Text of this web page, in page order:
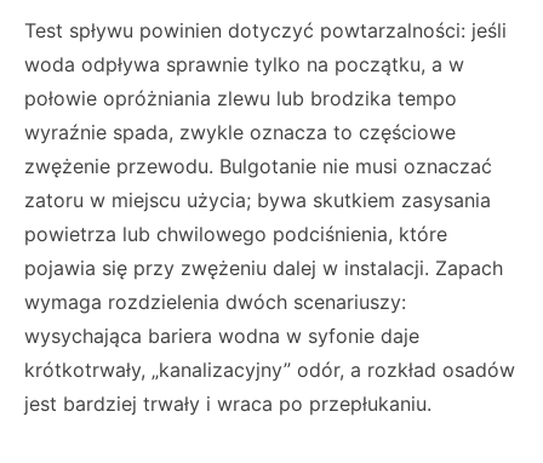
Test spływu powinien dotyczyć powtarzalności: jeśli
woda odpływa sprawnie tylko na początku, a w
połowie opróżniania zlewu lub brodzika tempo
wyraźnie spada, zwykle oznacza to częściowe
zwężenie przewodu. Bulgotanie nie musi oznaczać
zatoru w miejscu użycia; bywa skutkiem zasysania
powietrza lub chwilowego podciśnienia, które
pojawia się przy zwężeniu dalej w instalacji. Zapach
wymaga rozdzielenia dwóch scenariuszy:
wysychająca bariera wodna w syfonie daje
krótkotrwały, „kanalizacyjny” odór, a rozkład osadów
jest bardziej trwały i wraca po przepłukaniu.